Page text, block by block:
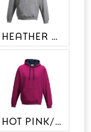
HEATHER GREY/FRENCH NAVY
HOT PINK/FRENCH NAVY